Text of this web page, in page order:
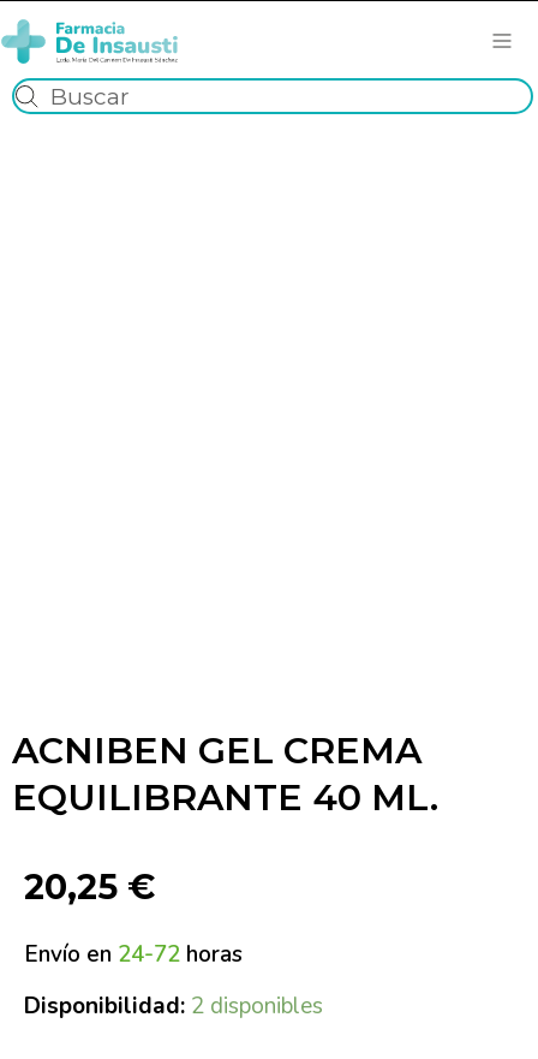
ACNIBEN GEL CREMA
EQUILIBRANTE 40 ML.
20,25 €
Envío en 24-72 horas
Disponibilidad: 2 disponibles